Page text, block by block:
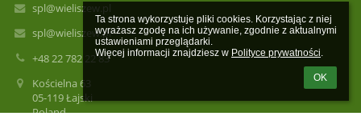
Ta strona wykorzystuje pliki cookies. Korzystając z niej
wyrażasz zgodę na ich używanie, zgodnie z aktualnymi
ustawieniami przeglądarki.
Więcej informacji znajdziesz w Polityce prywatności.
OK
spl@wieliszew.pl
spl@wieliszew.pl
+48 22 782 22 83
Kościelna 63
05-119 Łajski
Poland